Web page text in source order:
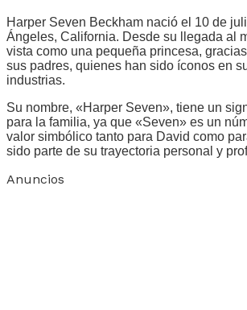
Harper Seven Beckham nació el 10 de
Ángeles, California. Desde su llegada al
vista como una pequeña princesa,
sus padres, quienes han sido íconos en
industrias.
Su nombre, «Harper Seven», tiene un
para la familia, ya que «Seven» es un
valor simbólico tanto para David como
sido parte de su trayectoria personal y
Anuncios